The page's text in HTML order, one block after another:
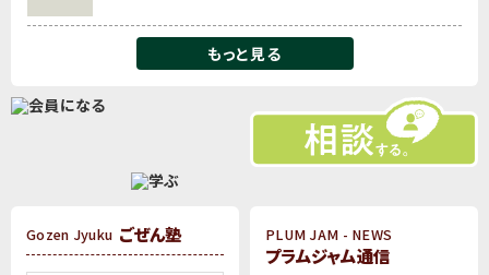
もっと見る
Gozen Jyuku ごぜん塾 PLUM JAM - NEWS
プラムジャム通信